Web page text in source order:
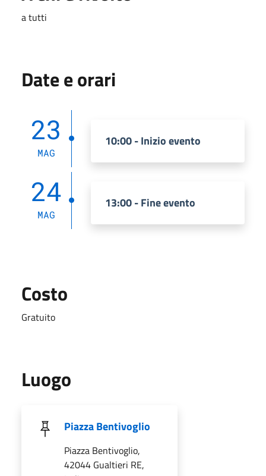
a tutti
Date e orari
23
MAG
10:00 - Inizio evento
24
MAG
13:00 - Fine evento
Costo
Gratuito
Luogo
Piazza Bentivoglio
Piazza Bentivoglio,
42044 Gualtieri RE,